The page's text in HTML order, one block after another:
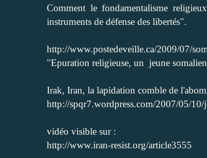
Comment le fondamentalisme
instruments de défense des libertés".
http://www.postedeveille.ca/2009/07/
"Epuration religieuse, un jeune
Irak, Iran, la lapidation comble de
http://spqr7.wordpress.com/2007/05/
vidéo visible sur :
http://www.iran-resist.org/article3555